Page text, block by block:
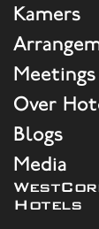
Kamers
Over
Blogs
Media
Hotels